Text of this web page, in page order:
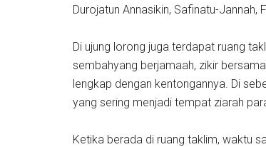
Durojatun Annasikin, Safinatu-Jannah,
Di ujung lorong juga terdapat ruang
sembahyang berjamaah, zikir
lengkap dengan kentongannya. Di
yang sering menjadi tempat ziarah
Ketika berada di ruang taklim, waktu